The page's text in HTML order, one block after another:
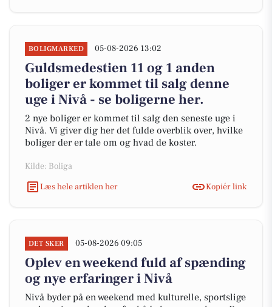
BOLIGMARKED 05-08-2026 13:02
Guldsmedestien 11 og 1 anden
boliger er kommet til salg denne
uge i Nivå - se boligerne her.
2 nye boliger er kommet til salg den seneste uge i
Nivå. Vi giver dig her det fulde overblik over, hvilke
boliger der er tale om og hvad de koster.
Kilde: Boliga
Læs hele artiklen her
Kopiér link
DET SKER 05-08-2026 09:05
Oplev en weekend fuld af spænding
og nye erfaringer i Nivå
Nivå byder på en weekend med kulturelle, sportslige